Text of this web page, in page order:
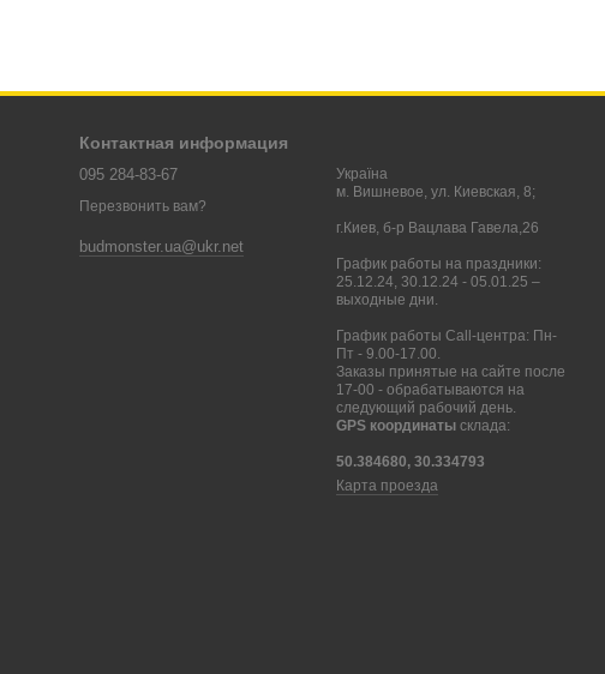
Контактная информация
095 284-83-67
Перезвонить вам?
budmonster.ua@ukr.net
Україна
м. Вишневое, ул. Киевская, 8;
г.Киев, б-р Вацлава Гавела,26
График работы на праздники:
25.12.24, 30.12.24 - 05.01.25 –
выходные дни.
График работы Call-центра: Пн-
Пт - 9.00-17.00.
Заказы принятые на сайте после
17-00 - обрабатываются на
следующий рабочий день.
GPS координаты склада:
50.384680, 30.334793
Карта проезда